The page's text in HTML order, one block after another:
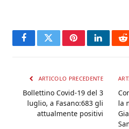
FacebookTwitterPinterest
ARTICOLO PRECEDENTE
Bollettino Covid-19 del 3
luglio, a Fasano:683 gli
attualmente positivi
la